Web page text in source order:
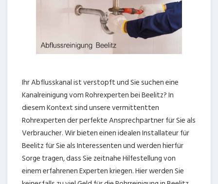
Ihr Abflusskanal ist verstopft und Sie suchen eine
Kanalreinigung vom Rohrexperten bei Beelitz? In
diesem Kontext sind unsere vermittentten
Rohrexperten der perfekte Ansprechpartner für Sie als
Verbraucher. Wir bieten einen idealen Installateur für
Beelitz für Sie als Interessenten und werden hierfür
Sorge tragen, dass Sie zeitnahe Hilfestellung von
einem erfahrenen Experten kriegen. Hier werden Sie